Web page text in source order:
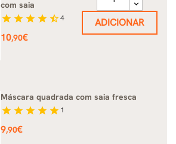
com saia
star star star star star_half4
Preço
10,90€
ADICIONAR
Máscara quadrada com saia fresca
star star star star star 1
Preço
9,90€